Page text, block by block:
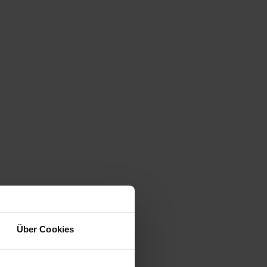
Über Cookies